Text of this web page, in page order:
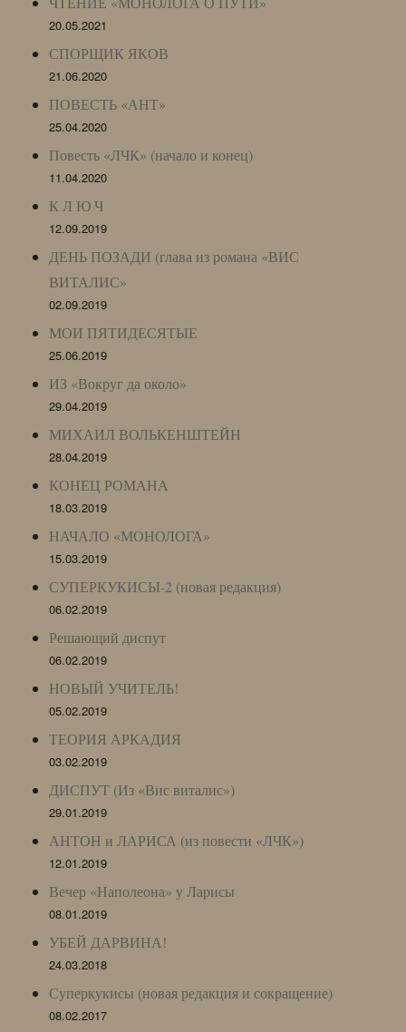
20.05.2021
СПОРЩИК ЯКОВ
21.06.2020
ПОВЕСТЬ «АНТ»
25.04.2020
Повесть «ЛЧК» (начало и конец)
11.04.2020
К Л Ю Ч
12.09.2019
ДЕНЬ ПОЗАДИ (глава из романа «ВИС
ВИТАЛИС»
02.09.2019
МОИ ПЯТИДЕСЯТЫЕ
25.06.2019
ИЗ «Вокруг да около»
29.04.2019
МИХАИЛ ВОЛЬКЕНШТЕЙН
28.04.2019
КОНЕЦ РОМАНА
18.03.2019
НАЧАЛО «МОНОЛОГА»
15.03.2019
СУПЕРКУКИСЫ-2 (новая редакция)
06.02.2019
Решающий диспут
06.02.2019
НОВЫЙ УЧИТЕЛЬ!
05.02.2019
ТЕОРИЯ АРКАДИЯ
03.02.2019
ДИСПУТ (Из «Вис виталис»)
29.01.2019
АНТОН и ЛАРИСА (из повести «ЛЧК»)
12.01.2019
Вечер «Наполеона» у Ларисы
08.01.2019
УБЕЙ ДАРВИНА!
24.03.2018
Суперкукисы (новая редакция и сокращение)
08.02.2017